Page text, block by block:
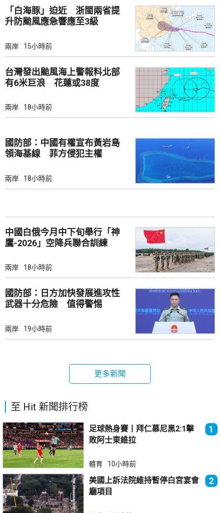
「白海豚」迫近 浙閩兩省提
升防颱風應急響應至3級
兩岸 15小時前
台灣發出颱風海上警報料北部
有6米巨浪 花蓮或38度
兩岸 18小時前
國防部：中國有權宣布黃岩島
領海基線 菲方侵犯主權
兩岸 18小時前
中國白俄今月中下旬舉行「神
鷹-2026」空降兵聯合訓練
兩岸 18小時前
國防部：日方加快發展進攻性
武器十分危險 值得警惕
兩岸 19小時前
更多新聞
至 Hit 新聞排行榜
足球熱身賽丨拜仁慕尼黑2:1擊
敗阿士東維拉
1
體育 10小時前
美國上訴法院維持暫停白宮宴會
廳項目
2